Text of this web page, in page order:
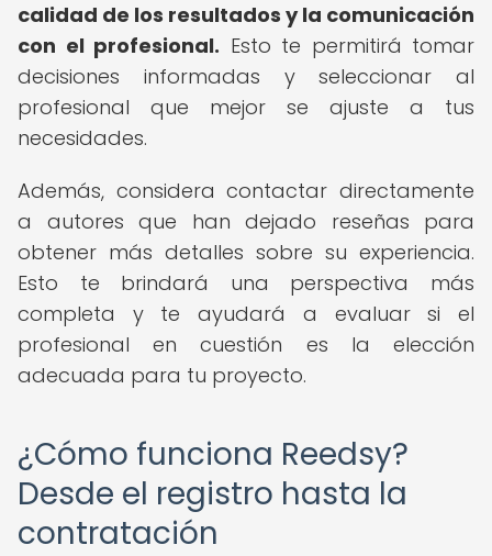
calidad de los resultados y la comunicación
con el profesional. Esto te permitirá tomar
decisiones informadas y seleccionar al
profesional que mejor se ajuste a tus
necesidades.
Además, considera contactar directamente
a autores que han dejado reseñas para
obtener más detalles sobre su experiencia.
Esto te brindará una perspectiva más
completa y te ayudará a evaluar si el
profesional en cuestión es la elección
adecuada para tu proyecto.
¿Cómo funciona Reedsy?
Desde el registro hasta la
contratación